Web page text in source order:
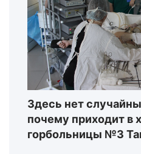
Здесь нет
почему приходит в
горбольницы №3